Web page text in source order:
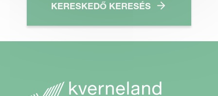
KERESKEDŐ KERESÉS